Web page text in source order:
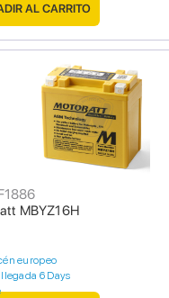
AL CARRITO
MBYZ16H
europeo
6 Days